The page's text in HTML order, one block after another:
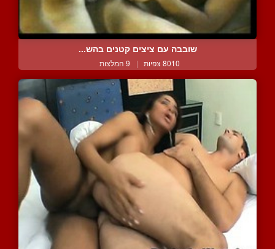
שובבה עם ציצים קטנים בהש...
8010 צפיות | 9 המלצות